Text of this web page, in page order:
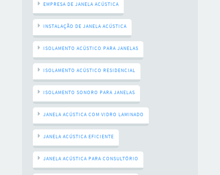
EMPRESA DE JANELA ACÚSTICA
INSTALAÇÃO DE JANELA ACÚSTICA
ISOLAMENTO ACÚSTICO PARA JANELAS
ISOLAMENTO ACÚSTICO RESIDENCIAL
ISOLAMENTO SONORO PARA JANELAS
JANELA ACÚSTICA COM VIDRO LAMINADO
JANELA ACÚSTICA EFICIENTE
JANELA ACÚSTICA PARA CONSULTÓRIO